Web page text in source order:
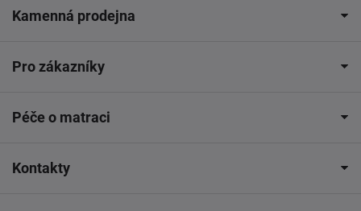
Kamenná prodejna
Pro zákazníky
Péče o matraci
Kontakty